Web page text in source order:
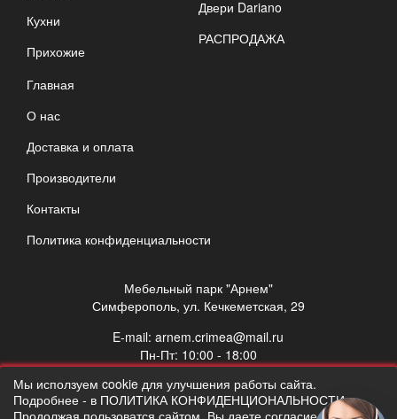
Кухни
Прихожие
Двери Dariano
РАСПРОДАЖА
Главная
О нас
Доставка и оплата
Производители
Контакты
Политика конфиденциальности
Мебельный парк "Арнем"
Симферополь, ул. Кечкеметская, 29
E-mail:arnem.crimea@mail.ru
Пн-Пт: 10:00 - 18:00
Сб: 10:00 - 17:00
Вс: выходной
Мы исползуем cookie для улучшения работы сайта.
Подробнее - в ПОЛИТИКА КОНФИДЕНЦИОНАЛЬНОСТИ.
Продолжая пользоватся сайтом, Вы даете согласие на